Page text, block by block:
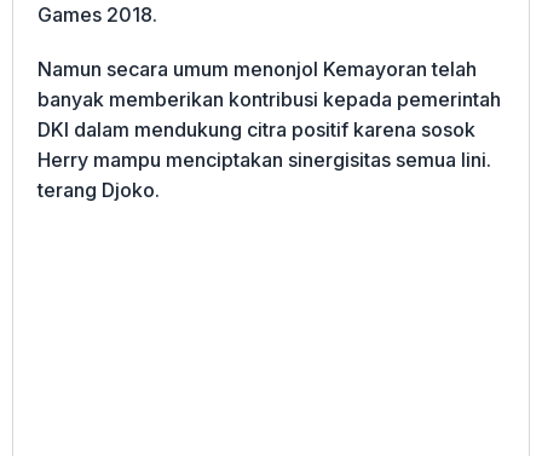
Games 2018.
Namun secara umum menonjol Kemayoran telah
banyak memberikan kontribusi kepada pemerintah
DKI dalam mendukung citra positif karena sosok
Herry mampu menciptakan sinergisitas semua lini.
terang Djoko.